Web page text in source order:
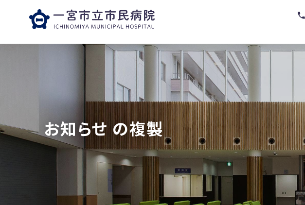
お知らせ の複製